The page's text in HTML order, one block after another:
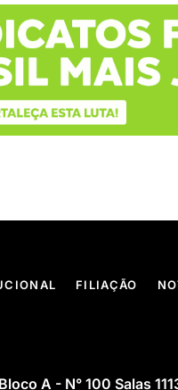
FILIAÇÃO
A - N° 100 Salas